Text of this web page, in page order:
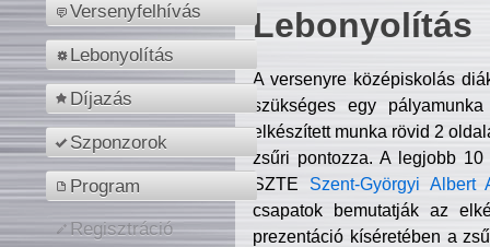
Versenyfelhívás
Lebonyolítás
Díjazás
Szponzorok
Program
Regisztráció
Lebonyolítás
A versenyre középiskolás
szükséges egy
elkészített munka rövid 2
zsűri pontozza. A legjobb
SZTE Szent-Györgyi Albert
csapatok bemutatják az
prezentáció kíséretében a